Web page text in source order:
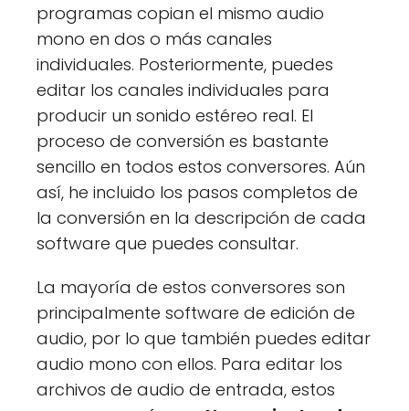
programas copian el mismo audio
mono en dos o más canales
individuales. Posteriormente, puedes
editar los canales individuales para
producir un sonido estéreo real. El
proceso de conversión es bastante
sencillo en todos estos conversores. Aún
así, he incluido los pasos completos de
la conversión en la descripción de cada
software que puedes consultar.
La mayoría de estos conversores son
principalmente software de edición de
audio, por lo que también puedes editar
audio mono con ellos. Para editar los
archivos de audio de entrada, estos